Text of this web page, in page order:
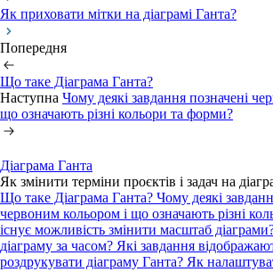
Як приховати мітки на діаграмі Ганта?
Попередня
Що таке Діаграма Ганта?
Наступна Чому деякі завдання позначені
що означають різні кольори та форми?
Діаграма Ганта
Як змінити терміни проєктів і задач на
Що таке Діаграма Ганта? Чому деякі
червоним кольором і що означають різні
існує можливість змінити масштаб
діаграму за часом? Які завдання
роздрукувати діаграму Ганта? Як